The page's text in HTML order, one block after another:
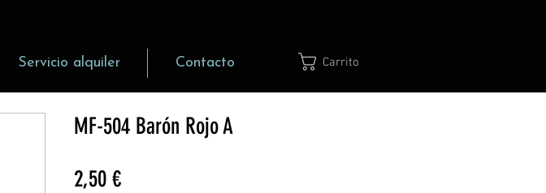
Servicio alquiler Contacto Carrito
MF-504 Barón Rojo A
2,50 €Precio